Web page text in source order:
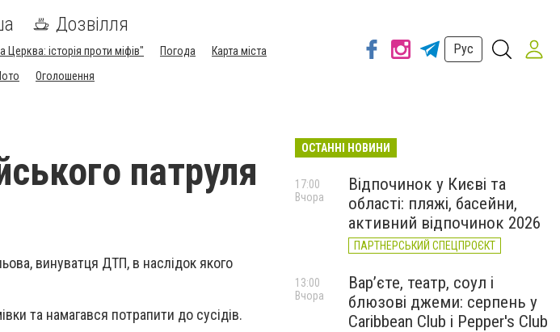
Дозвілля
Церква: історія проти міфів" Погода
Карта міста
Оголошення
Рус
патруля
винуватця ДТП, в наслідок якого
та намагався потрапити до сусідів.
ОСТАННІ НОВИНИ
Відпочинок у Києві та
області: пляжі, басейни,
активний відпочинок 2026
ПАРТНЕРСЬКИЙ СПЕЦПРОЄКТ
17:00
Вчора
Вар’єте, театр, соул і
блюзові джеми: серпень у
Caribbean Club і Pepper's Club
13:00
Вчора